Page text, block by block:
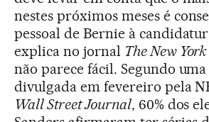
nestes próximos meses é
pessoal de Bernie à
explica no jornal The New
não parece fácil. Segundo uma
divulgada em fevereiro pela
Wall Street Journal, 60% dos